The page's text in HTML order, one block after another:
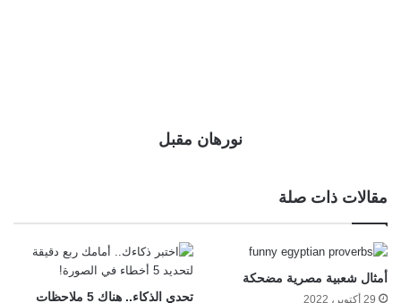
نورهان مقبل
مقالات ذات صلة
أمثال شعبية مصرية مضحكة
29 أكتوبر، 2022
تحدي الذكاء.. هناك 5 ملاحظات